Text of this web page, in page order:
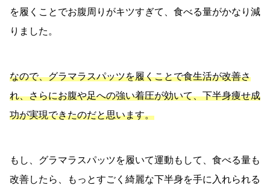
を履くことでお腹周りがキツすぎて、食べる量がかなり減
りました。
なので、グラマラスパッツを履くことで食生活が改善さ
れ、さらにお腹や足への強い着圧が効いて、下半身痩せ成
功が実現できたのだと思います。
もし、グラマラスパッツを履いて運動もして、食べる量も
改善したら、もっとすごく綺麗な下半身を手に入れられる